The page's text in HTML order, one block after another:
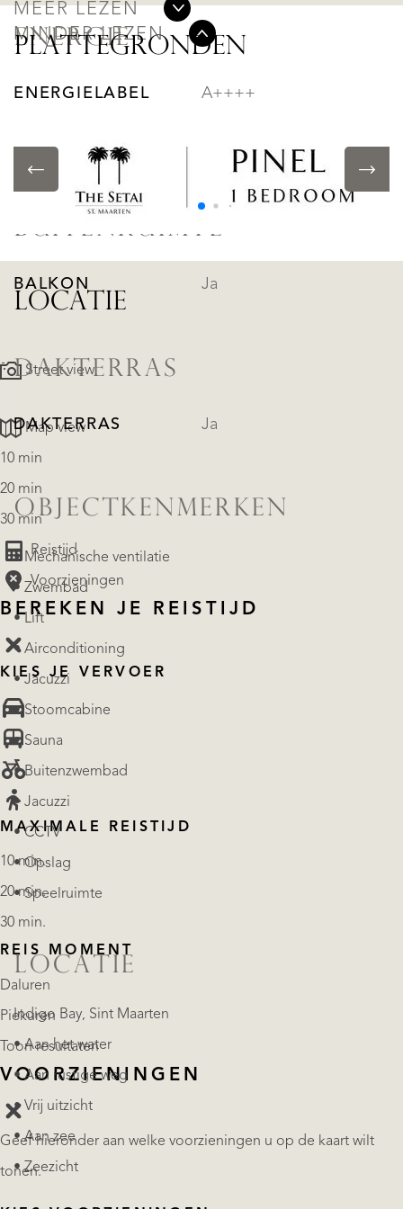
MEER LEZEN
MINDER LEZEN
ENERGIE
ENERGIELABEL A++++
ISOLATIE
BUITENRUIMTE
BALKON Ja
DAKTERRAS
DAKTERRAS Ja
OBJECTKENMERKEN
• Mechanische ventilatie
• Zwembad
• Lift
• Airconditioning
• Jacuzzi
• Stoomcabine
• Sauna
• Buitenzwembad
• Jacuzzi
• CCTV
• Opslag
• Speelruimte
LOCATIE
Indigo Bay, Sint Maarten
• Aan het water
• Aan rustige weg
• Vrij uitzicht
• Aan zee
• Zeezicht
PLATTEGRONDEN
LOCATIE
Street view
Map view
10 min
20 min
30 min
Reistijd
Voorzieningen
BEREKEN JE REISTIJD
KIES JE VERVOER
MAXIMALE REISTIJD
10 min.
20 min.
30 min.
REIS MOMENT
Daluren
Piekuren
Toon resultaten
VOORZIENINGEN
Geef hieronder aan welke voorzieningen u op de kaart wilt
tonen.